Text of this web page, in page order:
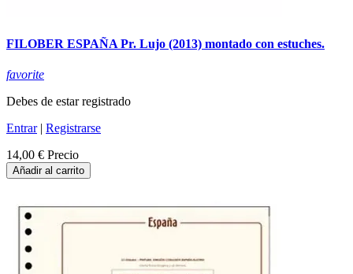
FILOBER ESPAÑA Pr. Lujo (2013) montado con estuches.
favorite
Debes de estar registrado
Entrar| Registrarse
14,00 € Precio
Añadir al carrito